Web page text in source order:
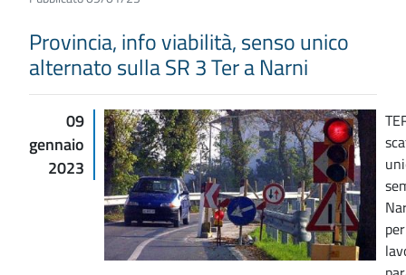
Provincia, info viabilità, senso unico
alternato sulla SR 3 Ter a Narni
09
gennaio
2023